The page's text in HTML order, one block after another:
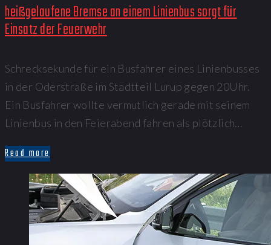
heißgelaufene Bremse an einem Linienbus sorgt für
Einsatz der Feuerwehr
Schrecksekunde für ein Busfahrer eines Linienbusses
in der Oderstraße im Stadtteil Lurup gegen 20Uhr.
Ein Busfahrer wollte vermutlich gerade mit seinem
Linienbus in den Feierabend fahren als plötzlich…
Read more